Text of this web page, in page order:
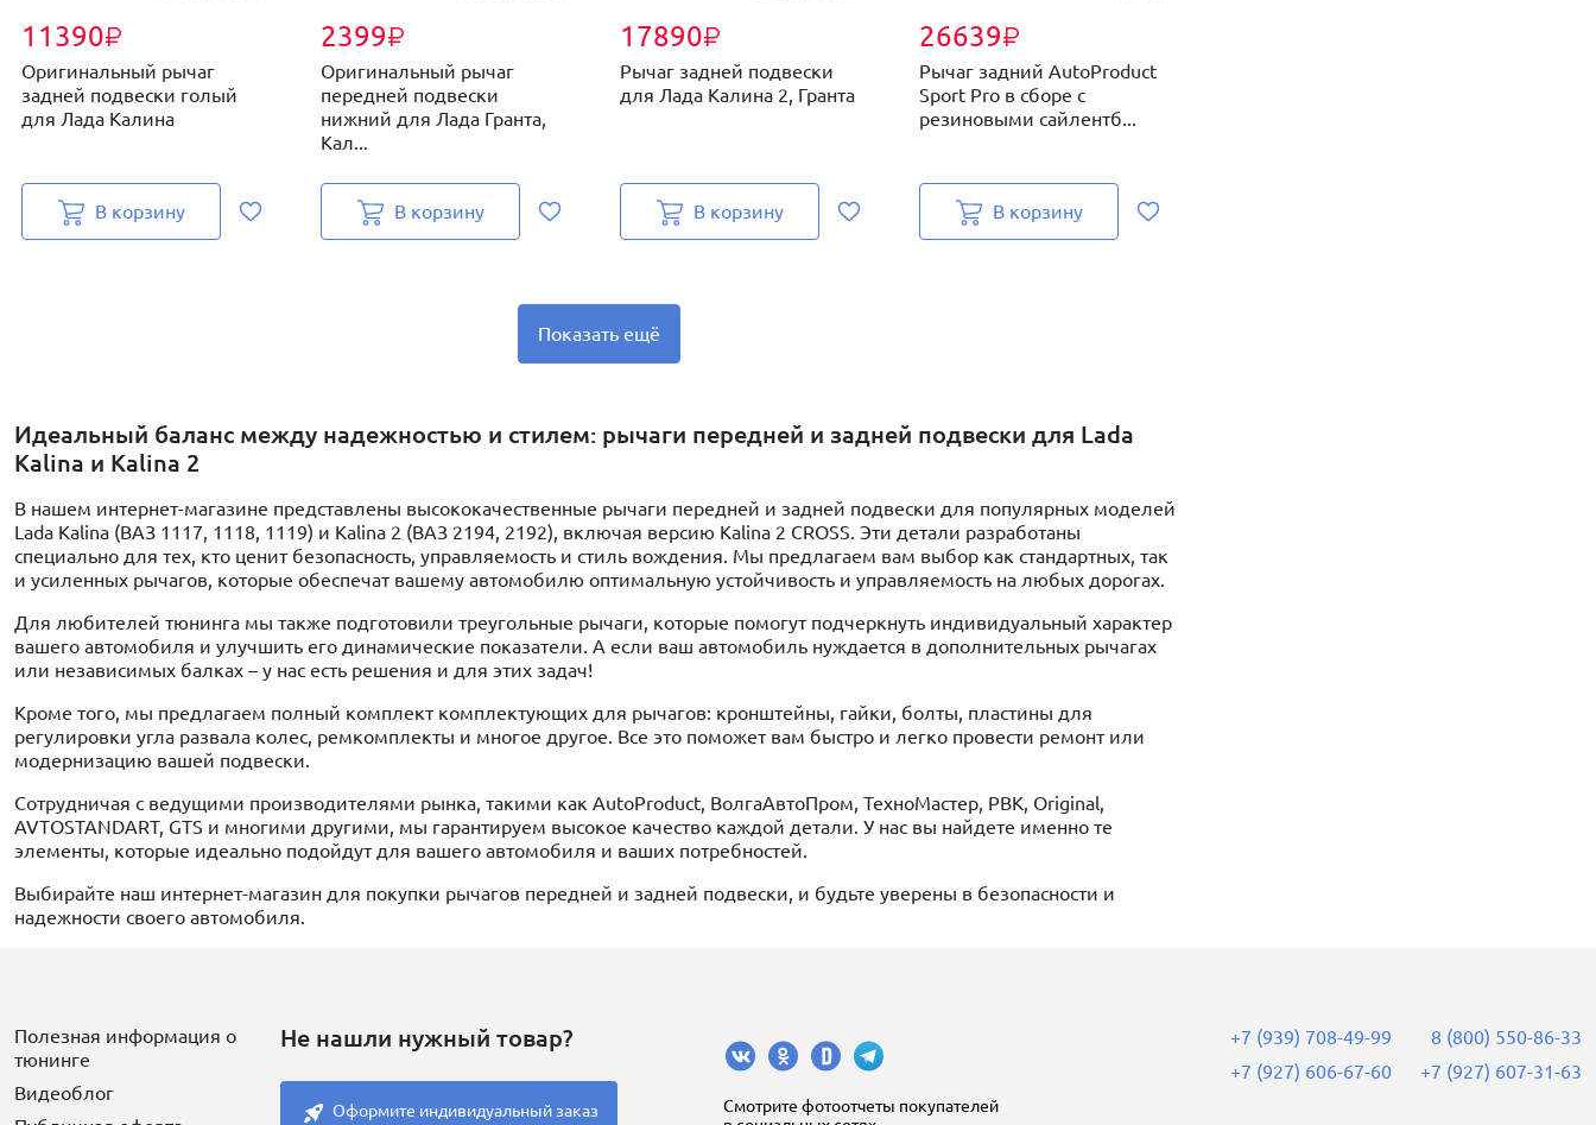
11390₽
Оригинальный рычаг
задней подвески голый
для Лада Калина
В корзину
2399₽
Оригинальный рычаг
передней подвески
нижний для Лада Гранта,
Кал...
В корзину
17890₽
Рычаг задней подвески
для Лада Калина 2, Гранта
В корзину
26639₽
Рычаг задний AutoProduct
Sport Pro в сборе с
резиновыми сайлентб...
В корзину
Показать ещё
Идеальный баланс между надежностью и стилем: рычаги передней и задней подвески для Lada
Kalina и Kalina 2
В нашем интернет-магазине представлены высококачественные рычаги передней и задней подвески для популярных моделей
Lada Kalina (ВАЗ 1117, 1118, 1119) и Kalina 2 (ВАЗ 2194, 2192), включая версию Kalina 2 CROSS. Эти детали разработаны
специально для тех, кто ценит безопасность, управляемость и стиль вождения. Мы предлагаем вам выбор как стандартных, так
и усиленных рычагов, которые обеспечат вашему автомобилю оптимальную устойчивость и управляемость на любых дорогах.
Для любителей тюнинга мы также подготовили треугольные рычаги, которые помогут подчеркнуть индивидуальный характер
вашего автомобиля и улучшить его динамические показатели. А если ваш автомобиль нуждается в дополнительных рычагах
или независимых балках – у нас есть решения и для этих задач!
Кроме того, мы предлагаем полный комплект комплектующих для рычагов: кронштейны, гайки, болты, пластины для
регулировки угла развала колес, ремкомплекты и многое другое. Все это поможет вам быстро и легко провести ремонт или
модернизацию вашей подвески.
Сотрудничая с ведущими производителями рынка, такими как AutoProduct, ВолгаАвтоПром, ТехноМастер, PBK, Original,
AVTOSTANDART, GTS и многими другими, мы гарантируем высокое качество каждой детали. У нас вы найдете именно те
элементы, которые идеально подойдут для вашего автомобиля и ваших потребностей.
Выбирайте наш интернет-магазин для покупки рычагов передней и задней подвески, и будьте уверены в безопасности и
надежности своего автомобиля.
Полезная информация о
тюнинге
Видеоблог
Не нашли нужный товар?
Оформите индивидуальный заказ
Cмотрите фотоотчеты покупателей
+7 (939) 708-49-99
+7 (927) 606-67-60
8 (800) 550-86-33
+7 (927) 607-31-63